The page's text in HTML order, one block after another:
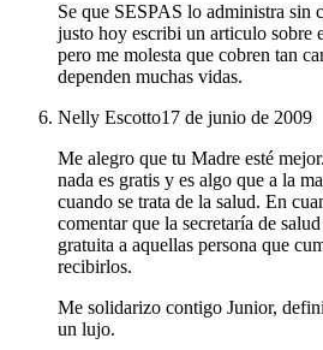
Se que SESPAS lo administra sin
justo hoy escribi un articulo sobre
pero me molesta que cobren tan
dependen muchas vidas.
Nelly Escotto17 de junio de 2009
Me alegro que tu Madre esté
nada es gratis y es algo que a la
cuando se trata de la salud. En
comentar que la secretaría de
gratuita a aquellas persona que
recibirlos.
Me solidarizo contigo Junior,
un lujo.